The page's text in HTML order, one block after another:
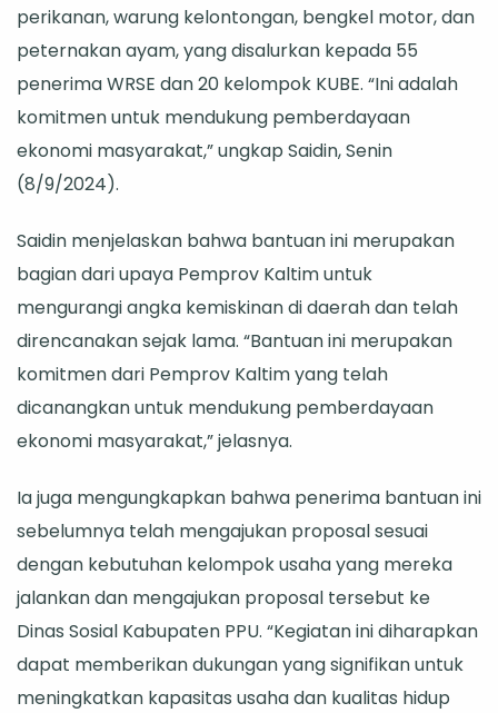
perikanan, warung kelontongan, bengkel motor, dan
peternakan ayam, yang disalurkan kepada 55
penerima WRSE dan 20 kelompok KUBE. “Ini adalah
komitmen untuk mendukung pemberdayaan
ekonomi masyarakat,” ungkap Saidin, Senin
(8/9/2024).
Saidin menjelaskan bahwa bantuan ini merupakan
bagian dari upaya Pemprov Kaltim untuk
mengurangi angka kemiskinan di daerah dan telah
direncanakan sejak lama. “Bantuan ini merupakan
komitmen dari Pemprov Kaltim yang telah
dicanangkan untuk mendukung pemberdayaan
ekonomi masyarakat,” jelasnya.
Ia juga mengungkapkan bahwa penerima bantuan ini
sebelumnya telah mengajukan proposal sesuai
dengan kebutuhan kelompok usaha yang mereka
jalankan dan mengajukan proposal tersebut ke
Dinas Sosial Kabupaten PPU. “Kegiatan ini diharapkan
dapat memberikan dukungan yang signifikan untuk
meningkatkan kapasitas usaha dan kualitas hidup